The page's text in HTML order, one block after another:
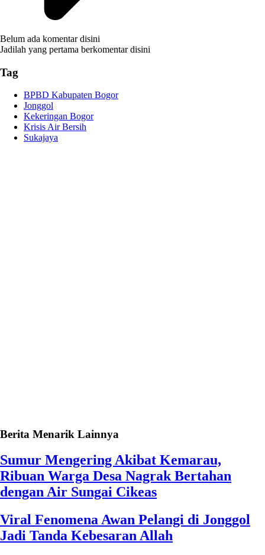
Belum ada komentar disini
Jadilah yang pertama berkomentar disini
Tag
BPBD Kabupaten Bogor
Jonggol
Kekeringan Bogor
Krisis Air Bersih
Sukajaya
Berita Menarik Lainnya
Sumur Mengering Akibat Kemarau,
Ribuan Warga Desa Nagrak Bertahan
dengan Air Sungai Cikeas
Viral Fenomena Awan Pelangi di Jonggol
Jadi Tanda Kebesaran Allah